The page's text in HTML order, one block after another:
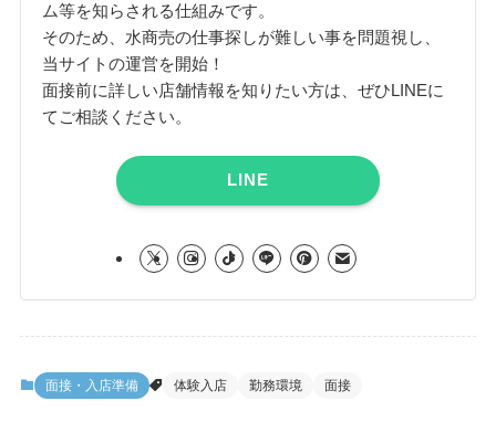
ム等を知らされる仕組みです。
そのため、水商売の仕事探しが難しい事を問題視し、
当サイトの運営を開始！
面接前に詳しい店舗情報を知りたい方は、ぜひLINEに
てご相談ください。
LINE
面接・入店準備 体験入店 勤務環境 面接